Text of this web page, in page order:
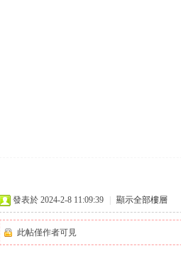
發表於 2024-2-8 11:09:39 顯示全部樓層
此帖僅作者可見